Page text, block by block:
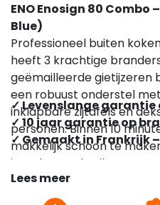
ENO Enosign 80 Combo
Blue)
Professioneel buiten
heeft 3 krachtige
geëmailleerde gietijzeren
een robuust onderstel
inklapbare zijtafels en
personen. Binnen 10
makkelijk schoon te
jarenlang gebruik.
✓ Levenslange
✓ 10 jaar garantie op
✓ Gemaakt in Frankrijk
Lees meer